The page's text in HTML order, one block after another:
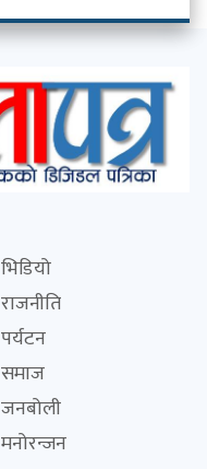
भिडियो
राजनीति
पर्यटन
समाज
जनबोली
मनोरन्जन